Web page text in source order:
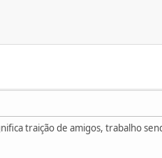
traição de amigos, trabalho